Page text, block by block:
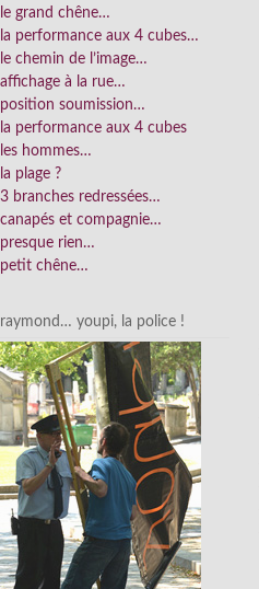
le grand chêne…
la performance aux 4 cubes…
le chemin de l’image…
affichage à la rue…
position soumission…
la performance aux 4 cubes
les hommes…
la plage ?
3 branches redressées…
canapés et compagnie…
presque rien…
petit chêne…
raymond… youpi, la police !